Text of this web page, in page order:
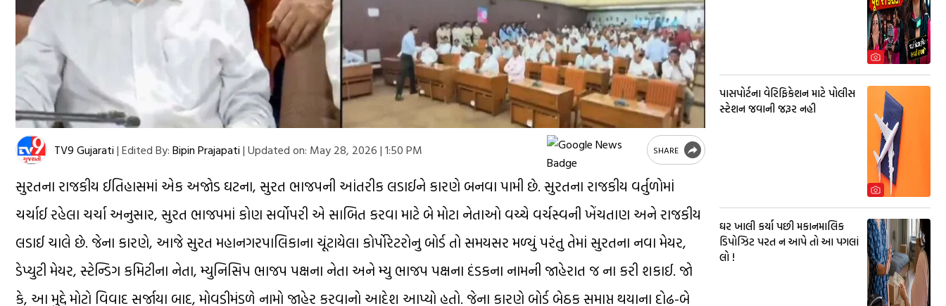
TV9 Gujarati | Edited By: Bipin Prajapati | Updated on: May 28, 2026 | 1:50 PM SHARE
સુરતના રાજકીય ઈતિહાસમાં એક અજોડ ઘટના, સુરત ભાજપની આંતરીક લડાઈને કારણે બનવા પામી છે. સુરતના રાજકીય વર્તુળોમાં
ચર્ચાઈ રહેલા ચર્ચા અનુસાર, સુરત ભાજપમાં કોણ સર્વોપરી એ સાબિત કરવા માટે બે મોટા નેતાઓ વચ્ચે વર્ચસ્વની ખેંચતાણ અને રાજકીય
લડાઈ ચાલે છે. જેના કારણે, આજે સુરત મહાનગરપાલિકાના ચૂંટાયેલા કોર્પોરેટરોનુ બોર્ડ તો સમયસર મળ્યું પરંતુ તેમાં સુરતના નવા મેયર,
ડેપ્યુટી મેયર, સ્ટેન્ડિગ કમિટીના નેતા, મ્યુનિસિપ ભાજપ પક્ષના નેતા અને મ્યુ ભાજપ પક્ષના દંડકના નામની જાહેરાત જ ના કરી શકાઈ. જો
કે, આ મુદ્દે મોટો વિવાદ સર્જાયા બાદ, મોવડીમંડળે નામો જાહેર કરવાનો આદેશ આપ્યો હતો. જેના કારણે બોર્ડ બેઠક સમાપ્ત થયાના દોઢ-બે
પાસપોર્ટના વેરિફિકેશન માટે પોલીસ
સ્ટેશન જવાની જરૂર નહી
ઘર ખાલી કર્યા પછી મકાનમાલિક
ડિપોઝિટ પરત ન આપે તો આ પગલાં
લો !